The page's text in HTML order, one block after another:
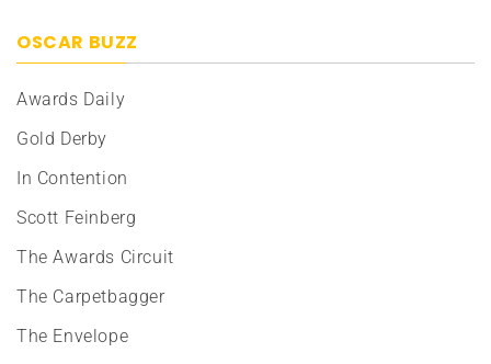
OSCAR BUZZ
Awards Daily
Gold Derby
In Contention
Scott Feinberg
The Awards Circuit
The Carpetbagger
The Envelope